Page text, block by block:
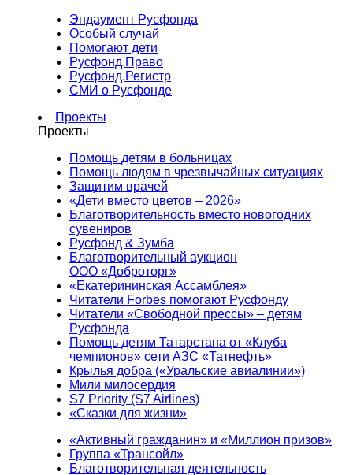
Эндаумент Русфонда
Особый случай
Помогают дети
Русфонд.Право
Русфонд.Регистр
СМИ о Русфонде
Проекты
Проекты
Помощь детям в больницах
Помощь людям в чрезвычайных ситуациях
Защитим врачей
«Дети вместо цветов – 2026»
Благотворительность вместо новогодних
сувениров
Русфонд & Зумба
Благотворительный аукцион
ООО «Доброторг»
«Екатерининская Ассамблея»
Читатели Forbes помогают Русфонду
Читатели «Свободной прессы» – детям
Русфонда
Помощь детям Татарстана от «Клуба
чемпионов» сети АЗС «Татнефть»
Крылья добра («Уральские авиалинии»)
Мили милосердия
S7 Priority (S7 Airlines)
«Сказки для жизни»
«Активный гражданин» и «Миллион призов»
Группа «Трансойл»
Благотворительная деятельность